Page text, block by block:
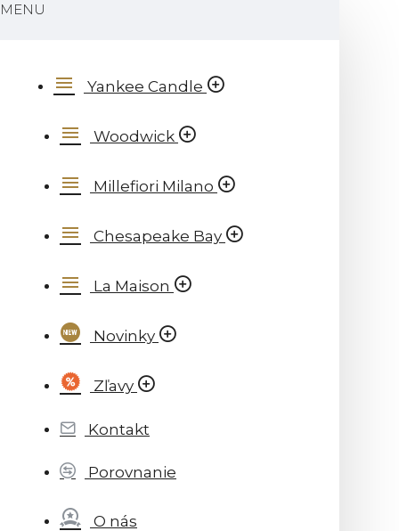
MENU
Yankee Candle
Woodwick
Millefiori Milano
Chesapeake Bay
La Maison
Novinky
Zľavy
Kontakt
Porovnanie
O nás